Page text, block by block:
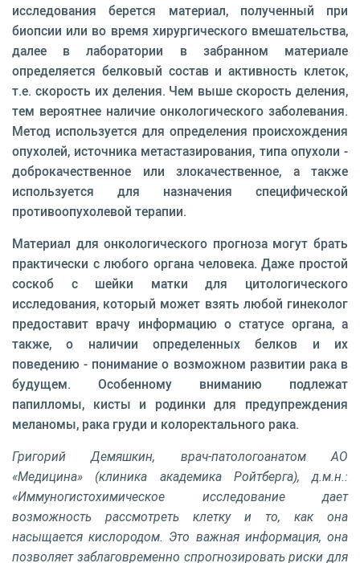
исследования берется материал, полученный при
биопсии или во время хирургического вмешательства,
далее в лаборатории в забранном материале
определяется белковый состав и активность клеток,
т.е. скорость их деления. Чем выше скорость деления,
тем вероятнее наличие онкологического заболевания.
Метод используется для определения происхождения
опухолей, источника метастазирования, типа опухоли -
доброкачественное или злокачественное, а также
используется для назначения специфической
противоопухолевой терапии.
Материал для онкологического прогноза могут брать
практически с любого органа человека. Даже простой
соскоб с шейки матки для цитологического
исследования, который может взять любой гинеколог
предоставит врачу информацию о статусе органа, а
также, о наличии определенных белков и их
поведению - понимание о возможном развитии рака в
будущем. Особенному вниманию подлежат
папилломы, кисты и родинки для предупреждения
меланомы, рака груди и колоректального рака.
Григорий Демяшкин, врач-патологоанатом АО
«Медицина» (клиника академика Ройтберга), д.м.н.:
«Иммуногистохимическое исследование дает
возможность рассмотреть клетку и то, как она
насыщается кислородом. Это важная информация, она
позволяет заблаговременно спрогнозировать риски для